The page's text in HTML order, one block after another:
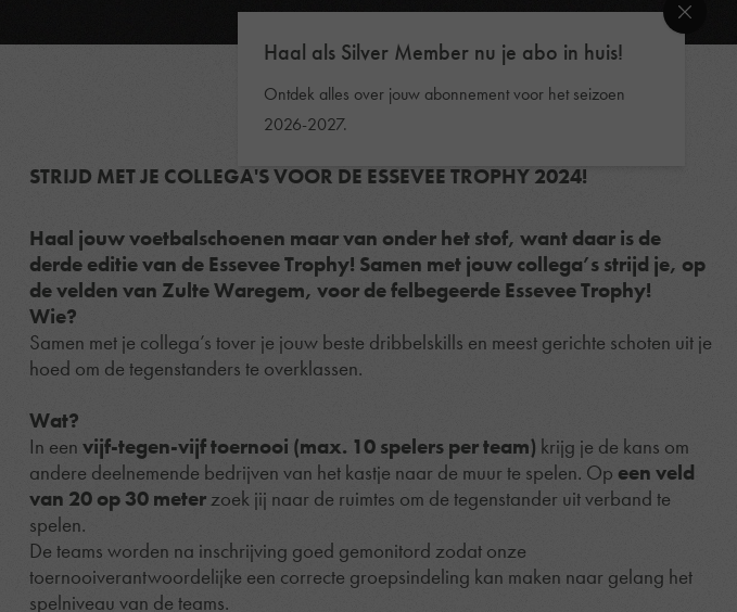
Haal als Silver Member nu je abo in huis!
Ontdek alles over jouw abonnement voor het seizoen
2026-2027.
STRIJD MET JE COLLEGA'S VOOR DE ESSEVEE TROPHY 2024!
Haal jouw voetbalschoenen maar van onder het stof, want daar is de
derde editie van de Essevee Trophy! Samen met jouw collega’s strijd je, op
de velden van Zulte Waregem, voor de felbegeerde Essevee Trophy!
Wie?
Samen met je collega’s tover je jouw beste dribbelskills en meest gerichte schoten uit je
hoed om de tegenstanders te overklassen.
Wat?
In een vijf-tegen-vijf toernooi (max. 10 spelers per team) krijg je de kans om
andere deelnemende bedrijven van het kastje naar de muur te spelen. Op een veld
van 20 op 30 meterzoek jij naar de ruimtes om de tegenstander uit verband te
spelen.
De teams worden na inschrijving goed gemonitord zodat onze
toernooiverantwoordelijke een correcte groepsindeling kan maken naar gelang het
spelniveau van de teams.